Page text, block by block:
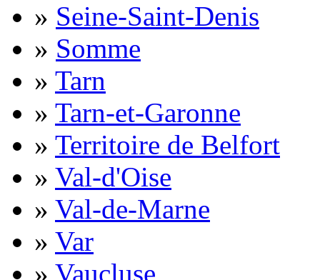
» Seine-Saint-Denis
» Somme
» Tarn
» Tarn-et-Garonne
» Territoire de Belfort
» Val-d'Oise
» Val-de-Marne
» Var
» Vaucluse